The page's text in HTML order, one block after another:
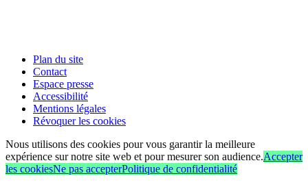
Plan du site
Contact
Espace presse
Accessibilité
Mentions légales
Révoquer les cookies
Nous utilisons des cookies pour vous garantir la meilleure
expérience sur notre site web et pour mesurer son audience.Accepter
les cookiesNe pas accepterPolitique de confidentialité